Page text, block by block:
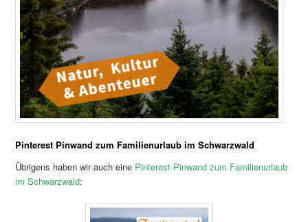
Pinterest Pinwand zum Familienurlaub im Schwarzwald
Übrigens haben wir auch eine Pinterest-Pinwand zum Familienurlaub
im Schwarzwald: